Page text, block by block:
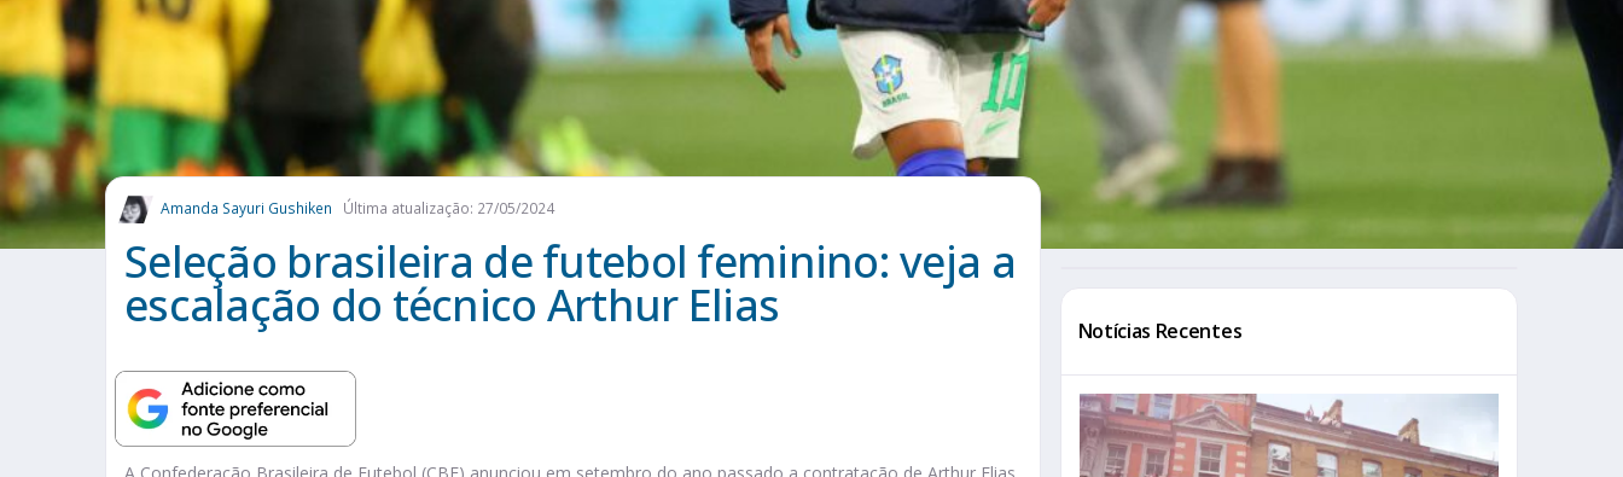
Amanda Sayuri Gushiken Última atualização: 27/05/2024
Seleção brasileira de futebol feminino: veja a
escalação do técnico Arthur Elias Notícias Recentes